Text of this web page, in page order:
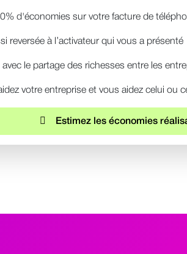
d'économies sur votre facture de
reversée à l’activateur qui vous a présenté
le partage des richesses entre les
votre entreprise et vous aidez celui ou
Estimez les économies